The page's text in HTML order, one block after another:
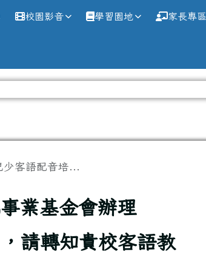
校園影音 學習園地 家長專區
客語配音培...
業基金會辦理
請轉知貴校客語教